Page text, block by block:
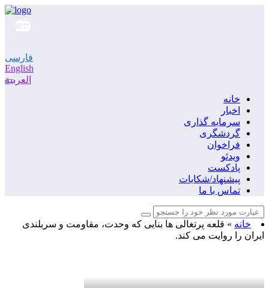
فارسی
English
العربية
خانه
اخبار
سرمایه گذاری
گردشگری
فراخوان
ویدئو
پادکست
پیشنهاد/شکایات
تماس با ما
خانه » قلعه پرتغالی ها بنایی که وحدت، مقاومت و سربلندی
ایران را روایت می کند.